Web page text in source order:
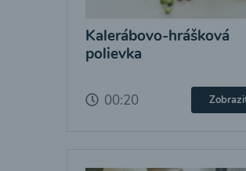
Kalerábovo-hrášková
polievka
00:20